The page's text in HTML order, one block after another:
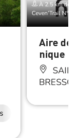
À 2.5 km de
Ceven’Trail N°18
Aire de
nique